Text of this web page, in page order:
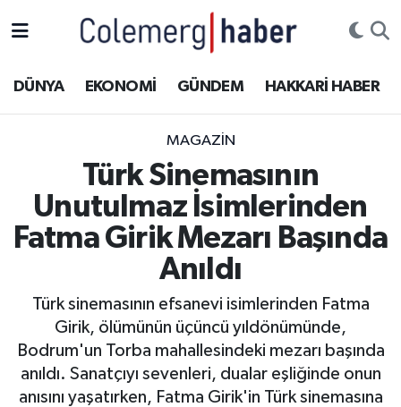
DÜNYA EKONOMİ GÜNDEM HAKKARİ HABER
MAGAZİN
Türk Sinemasının
Unutulmaz İsimlerinden
Fatma Girik Mezarı Başında
Anıldı
Türk sinemasının efsanevi isimlerinden Fatma
Girik, ölümünün üçüncü yıldönümünde,
Bodrum'un Torba mahallesindeki mezarı başında
anıldı. Sanatçıyı sevenleri, dualar eşliğinde onun
anısını yaşatırken, Fatma Girik'in Türk sinemasına
ASAYİŞ
DOĞA
DÜNYA
EĞİTİM
EKONOMİ
GÜNDEM
Hakkâri Hava Durumu
Hakkari Namaz Vakitleri
Hakkâri Trafik Yoğunluk Haritası
Süper Lig Puan Durumu ve Fikstür
Tüm Manşetler
Son Dakika Haberleri
Haber Arşivi